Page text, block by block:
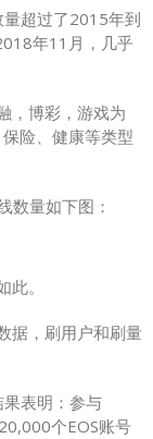
超过了2015年到
年11月，几乎
，博彩，游戏为
险、健康等类型
数量如下图：
。
据，刷用户和刷量
表明：参与
个EOS账号